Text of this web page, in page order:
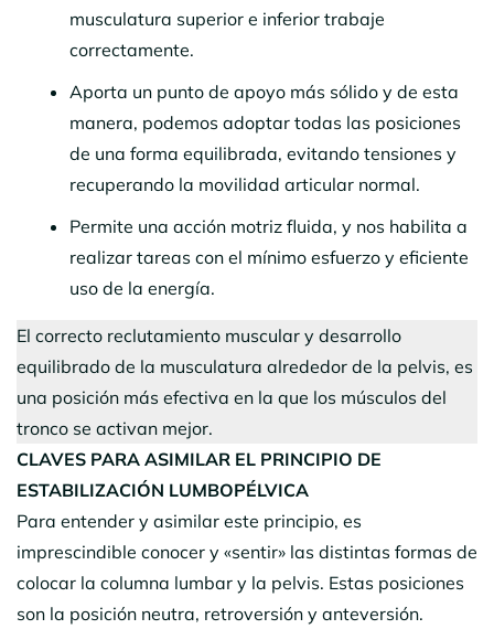
musculatura superior e inferior trabaje
correctamente.
Aporta un punto de apoyo más sólido y de esta
manera, podemos adoptar todas las posiciones
de una forma equilibrada, evitando tensiones y
recuperando la movilidad articular normal.
Permite una acción motriz fluida, y nos habilita a
realizar tareas con el mínimo esfuerzo y eficiente
uso de la energía.
El correcto reclutamiento muscular y desarrollo
equilibrado de la musculatura alrededor de la pelvis, es
una posición más efectiva en la que los músculos del
tronco se activan mejor.
CLAVES PARA ASIMILAR EL PRINCIPIO DE
ESTABILIZACIÓN LUMBOPÉLVICA
Para entender y asimilar este principio, es
imprescindible conocer y «sentir» las distintas formas de
colocar la columna lumbar y la pelvis. Estas posiciones
son la posición neutra, retroversión y anteversión.